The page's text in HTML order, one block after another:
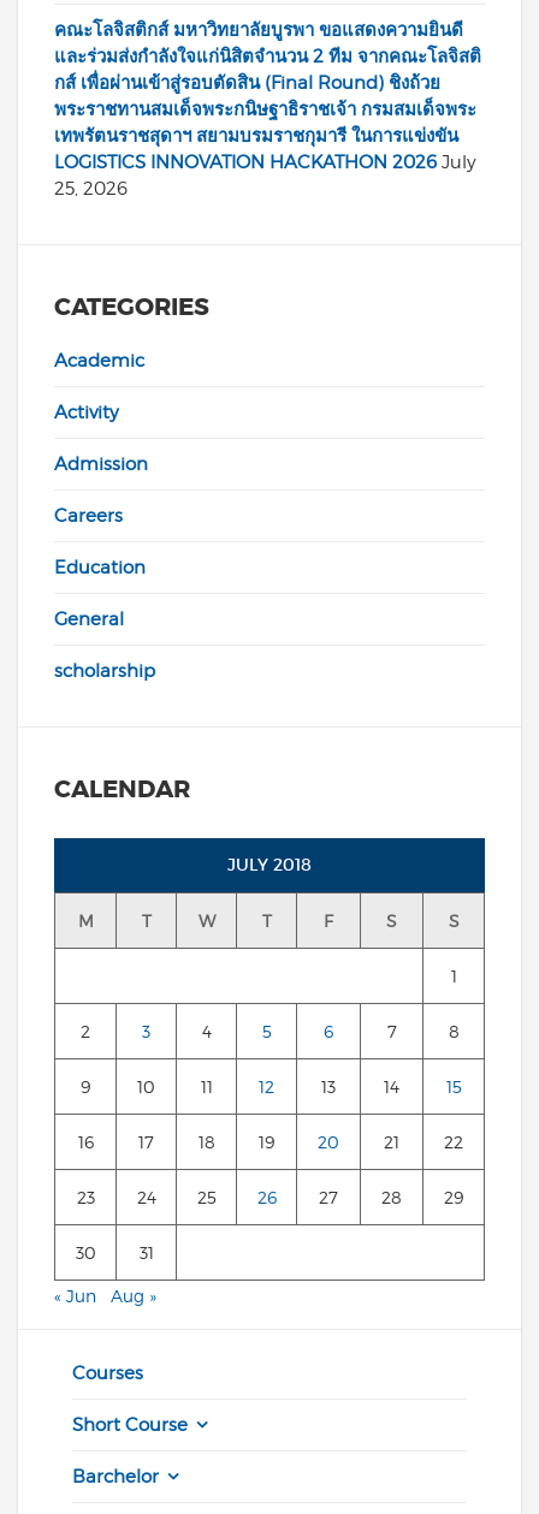
คณะโลจิสติกส์ มหาวิทยาลัยบูรพา ขอแสดงความยินดี
และร่วมส่งกำลังใจแก่นิสิตจำนวน 2 ทีม จากคณะโลจิสติ
กส์ เพื่อผ่านเข้าสู่รอบตัดสิน (Final Round) ชิงถ้วย
พระราชทานสมเด็จพระกนิษฐาธิราชเจ้า กรมสมเด็จพระ
เทพรัตนราชสุดาฯ สยามบรมราชกุมารี ในการแข่งขัน
LOGISTICS INNOVATION HACKATHON 2026 July
25, 2026
CATEGORIES
Academic
Activity
Admission
Careers
Education
General
scholarship
CALENDAR
JULY 2018
M T W T F S S
1
2 3 4 5 6 7 8
9 10 11 12 13 14 15
16 17 18 19 20 21 22
23 24 25 26 27 28 29
30 31
« Jun Aug »
Courses
Short Course
Barchelor